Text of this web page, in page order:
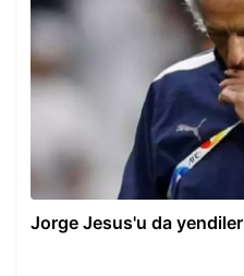
Jorge Jesus'u da yendiler